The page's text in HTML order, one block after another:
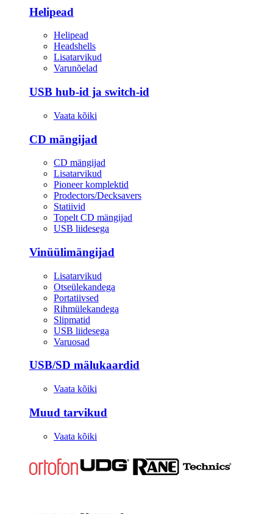
Helipead
Helipead
Headshells
Lisatarvikud
Varunõelad
USB hub-id ja switch-id
Vaata kõiki
CD mängijad
CD mängijad
Lisatarvikud
Pioneer komplektid
Prodectors/Decksavers
Statiivid
Topelt CD mängijad
USB liidesega
Vinüülimängijad
Lisatarvikud
Otseülekandega
Portatiivsed
Rihmülekandega
Slipmatid
USB liidesega
Varuosad
USB/SD mälukaardid
Vaata kõiki
Muud tarvikud
Vaata kõiki